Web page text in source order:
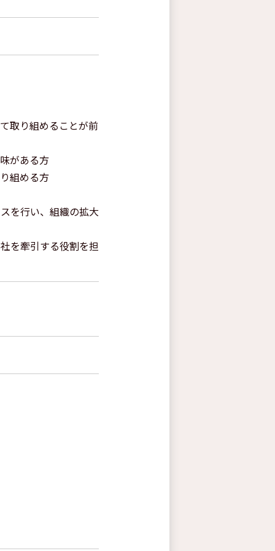
取り組めることが前
がある方
組める方
を行い、組織の拡大
を牽引する役割を担